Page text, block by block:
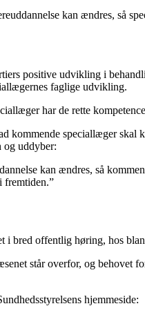
kan ændres, så
positive udvikling i
faglige udvikling.
har de rette
speciallæger skal
og uddyber:
kan ændres, så
fremtiden.”
offentlig høring, hos
står overfor, og behovet
hjemmeside: